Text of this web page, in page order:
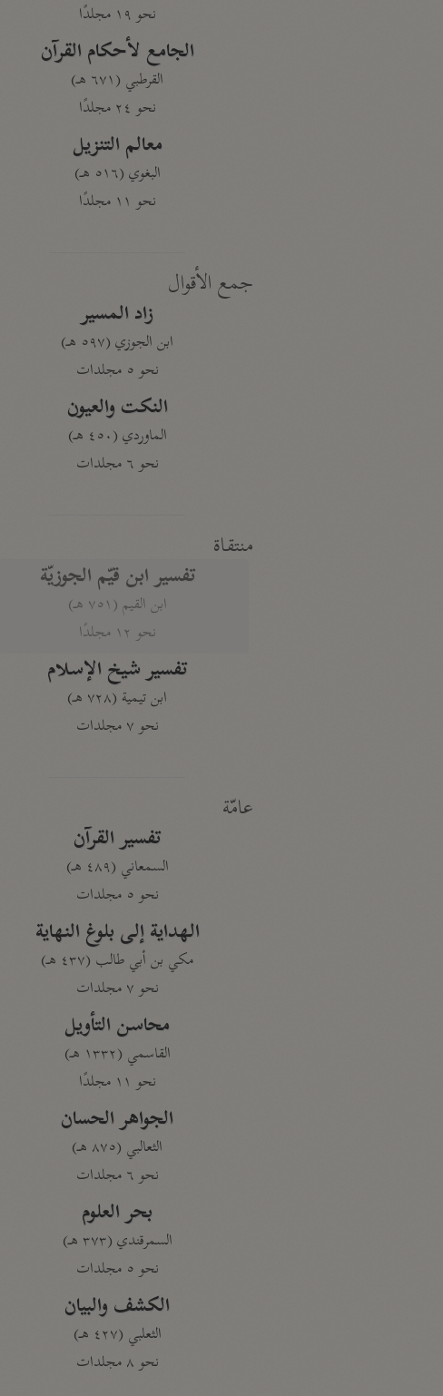
نحو ١٩ مجلدًا
الجامع لأحكام القرآن
القرطبي (٦٧١ هـ)
نحو ٢٤ مجلدًا
معالم التنزيل
البغوي (٥١٦ هـ)
نحو ١١ مجلدًا
جمع الأقوال
زاد المسير
ابن الجوزي (٥٩٧ هـ)
نحو ٥ مجلدات
النكت والعيون
الماوردي (٤٥٠ هـ)
نحو ٦ مجلدات
منتقاة
تفسير ابن قيّم الجوزيّة
ابن القيم (٧٥١ هـ)
نحو ١٢ مجلدًا
تفسير شيخ الإسلام
ابن تيمية (٧٢٨ هـ)
نحو ٧ مجلدات
عامّة
تفسير القرآن
السمعاني (٤٨٩ هـ)
نحو ٥ مجلدات
الهداية إلى بلوغ النهاية
مكي بن أبي طالب (٤٣٧ هـ)
نحو ٧ مجلدات
محاسن التأويل
القاسمي (١٣٣٢ هـ)
نحو ١١ مجلدًا
الجواهر الحسان
الثعالبي (٨٧٥ هـ)
نحو ٦ مجلدات
بحر العلوم
السمرقندي (٣٧٣ هـ)
نحو ٥ مجلدات
الكشف والبيان
الثعلبي (٤٢٧ هـ)
نحو ٨ مجلدات